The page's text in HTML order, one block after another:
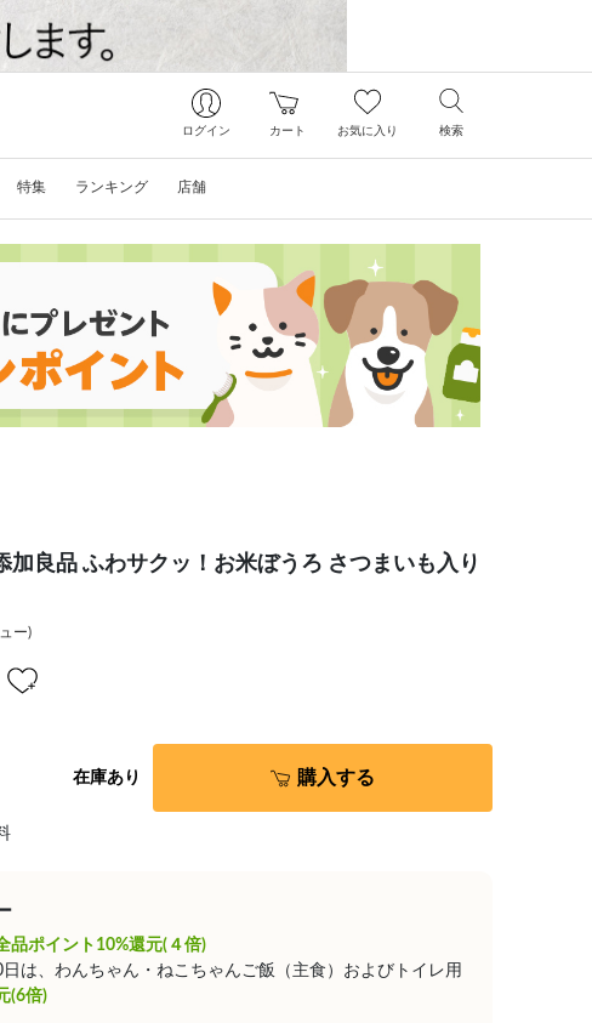
ログイン カート お気に入り 検索
特集 ランキング 店舗
加良品 ふわサクッ！お米ぼうろ さつまいも入り
ー)
在庫あり 購入する
品ポイント10%還元(４倍)
は、わんちゃん・ねこちゃんご飯（主食）およびトイレ用
(6倍)